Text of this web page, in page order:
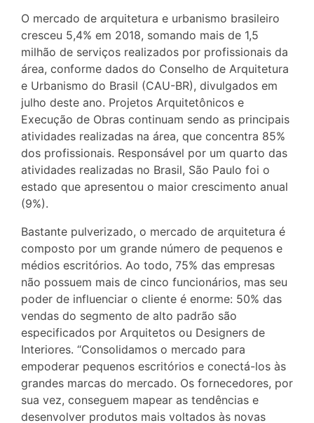
O mercado de arquitetura e urbanismo brasileiro
cresceu 5,4% em 2018, somando mais de 1,5
milhão de serviços realizados por profissionais da
área, conforme dados do Conselho de Arquitetura
e Urbanismo do Brasil (CAU-BR), divulgados em
julho deste ano. Projetos Arquitetônicos e
Execução de Obras continuam sendo as principais
atividades realizadas na área, que concentra 85%
dos profissionais. Responsável por um quarto das
atividades realizadas no Brasil, São Paulo foi o
estado que apresentou o maior crescimento anual
(9%).
Bastante pulverizado, o mercado de arquitetura é
composto por um grande número de pequenos e
médios escritórios. Ao todo, 75% das empresas
não possuem mais de cinco funcionários, mas seu
poder de influenciar o cliente é enorme: 50% das
vendas do segmento de alto padrão são
especificados por Arquitetos ou Designers de
Interiores. “Consolidamos o mercado para
empoderar pequenos escritórios e conectá-los às
grandes marcas do mercado. Os fornecedores, por
sua vez, conseguem mapear as tendências e
desenvolver produtos mais voltados às novas